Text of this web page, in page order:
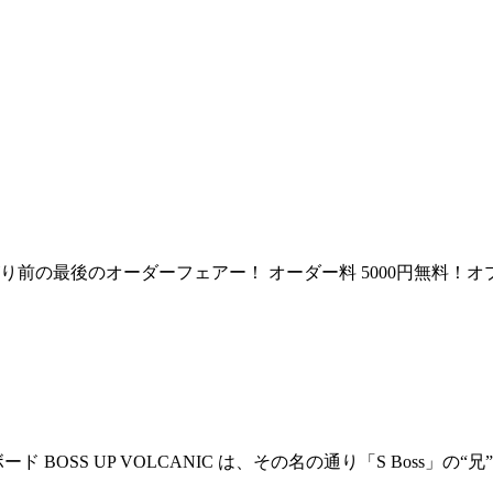
前の最後のオーダーフェアー！ オーダー料 5000円無料！
ド BOSS UP VOLCANIC は、その名の通り「S Boss」の